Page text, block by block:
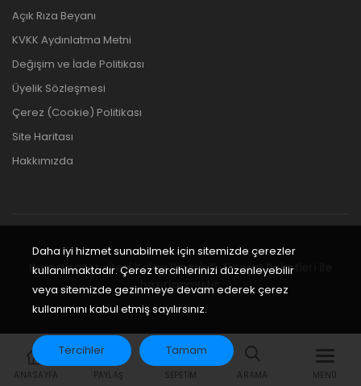
Açık Rıza Beyanı
KVKK Aydınlatma Metni
Değişim ve İade Politikası
Üyelik Sözleşmesi
Çerez (Cookie) Politikası
Site Haritası
Hakkımızda
Bu e-ticaret sitesiKolay Sipariş E-Ticaret Paketleri
hazırlanmıştır.
ANASAYFA PAYLAŞ SEPETIM ARAMA MENÜ
Daha iyi hizmet sunabilmek için sitemizde çerezler
kullanılmaktadır. Çerez tercihlerinizi düzenleyebilir
veya sitemizde gezinmeye devam ederek çerez
kullanımını kabul etmiş sayılırsınız.
Tercihler Tamam